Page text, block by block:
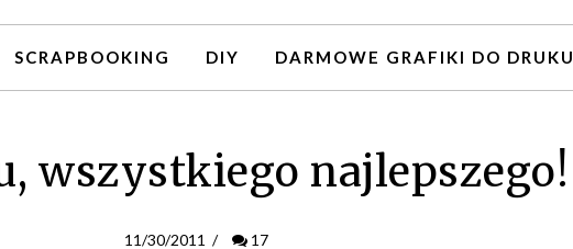
SCRAPBOOKING DIY DARMOWE GRAFIKI DO DRUKU
wszystkiego najlepszego!
11/30/2011 / 17